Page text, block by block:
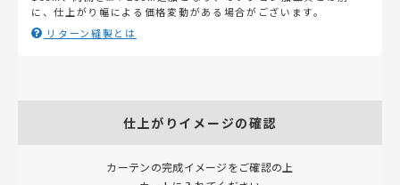
に、仕上がり幅による価格変動がある場合がございます。
リターン縫製とは
仕上がりイメージの確認
カーテンの完成イメージをご確認の上